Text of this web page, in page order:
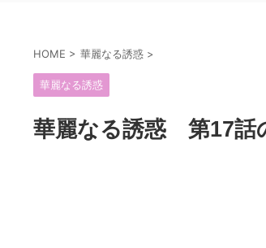
HOME > 華麗なる誘惑 >
華麗なる誘惑
華麗なる誘惑 第17話